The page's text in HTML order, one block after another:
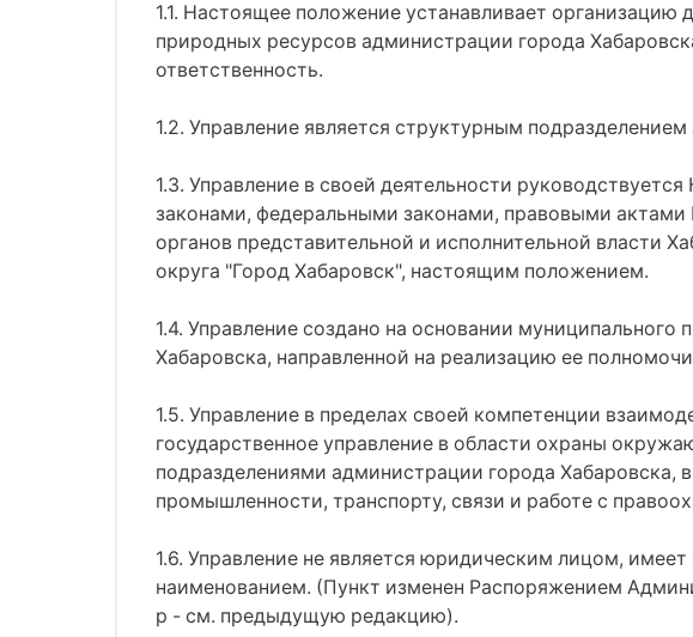
1.1. Настоящее положение устанавливает
природных ресурсов администрации города
ответственность.
1.2. Управление является структурным
1.3. Управление в своей деятельности
законами, федеральными законами, правовыми
органов представительной и исполнительной власти
округа "Город Хабаровск", настоящим положением.
1.4. Управление создано на основании
Хабаровска, направленной на реализацию ее
1.5. Управление в пределах своей компетенции
государственное управление в области охраны
подразделениями администрации города Хабаровска,
промышленности, транспорту, связи и работе с
1.6. Управление не является юридическим лицом,
наименованием. (Пункт изменен Распоряжением
р - см. предыдущую редакцию).